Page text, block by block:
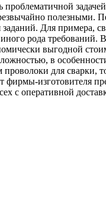
полезными.
Для примера,
рода требований.
выгодной
в
для сварки,
изготовителя
с оперативной